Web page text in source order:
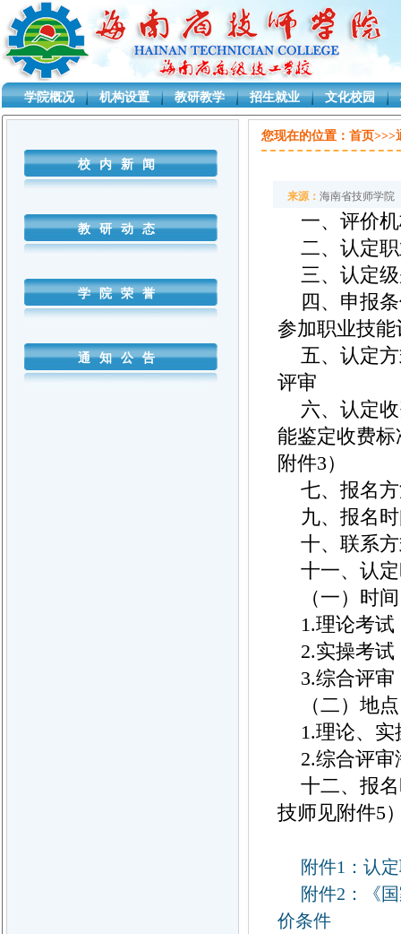
学院概况 机构设置 教研教学 招生就业 文化校园
D:\CYJ\Projects\sjxsystem\SjxSystem.Business\AgenClass.cs
校内新闻
教研动态
学院荣誉
通知公告
您现在的位置： 首页>>>
来源： 海南省技师学院
一、评价
二、认定
三、认定
四、申报
参加职业技
五、认定
评审
六、认定
能鉴定收费标
附件3）
七、报名
九、报名
十、联系方
十一、认
（一）时
1.理论考试
2.实操考试
3.综合评审
（二）地点
1.理论、
2.综合评
十二、报
技师见附件5
附件1：认
附件2：《
价条件